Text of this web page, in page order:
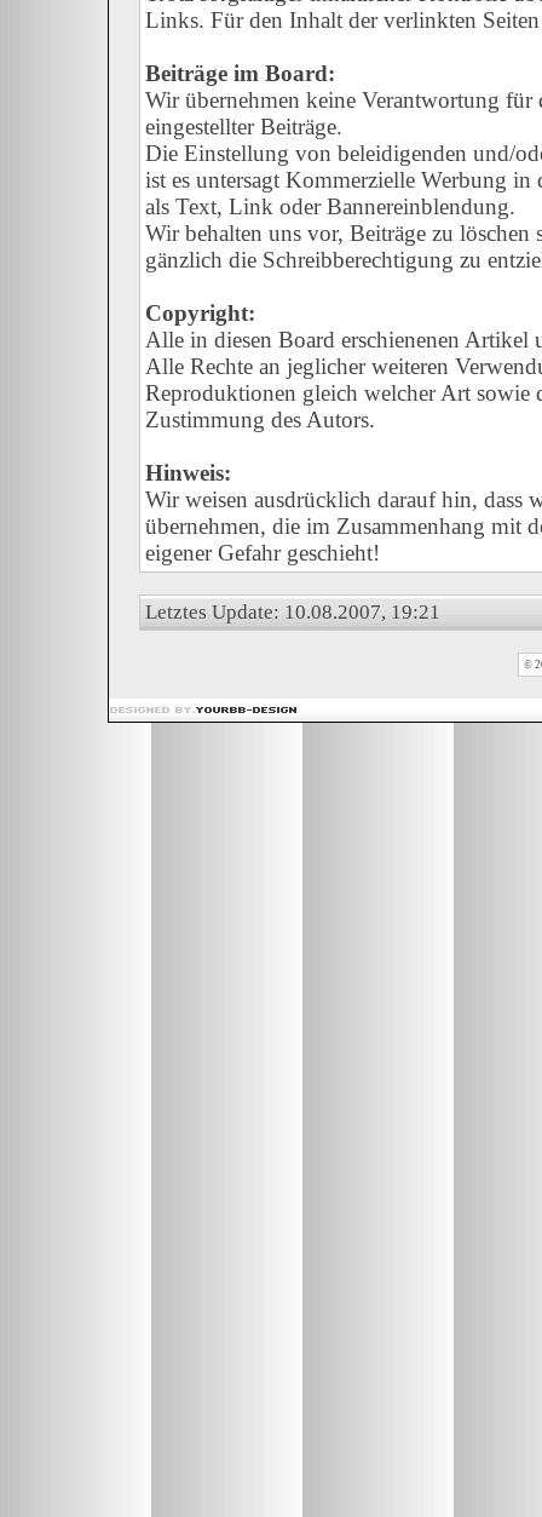
Links. Für den Inhalt der verlinkten
Beiträge im Board:
Wir übernehmen keine Verantwortung
eingestellter Beiträge.
Die Einstellung von beleidigenden und/
ist es untersagt Kommerzielle Werbung
als Text, Link oder Bannereinblendung.
Wir behalten uns vor, Beiträge zu
gänzlich die Schreibberechtigung zu
Copyright:
Alle in diesen Board erschienenen
Alle Rechte an jeglicher weiteren
Reproduktionen gleich welcher Art sowie
Zustimmung des Autors.
Hinweis:
Wir weisen ausdrücklich darauf hin,
übernehmen, die im Zusammenhang mit
eigener Gefahr geschieht!
Letztes Update: 10.08.2007, 19:21
©